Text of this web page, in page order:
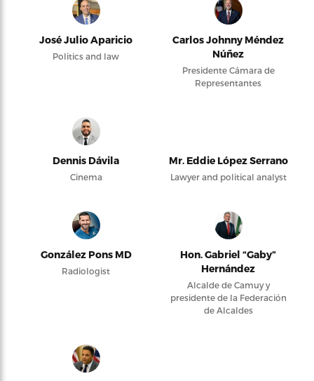
José Julio Aparicio
Politics and law
Carlos Johnny Méndez
Núñez
Presidente Cámara de
Representantes
Dennis Dávila
Cinema
Mr. Eddie López Serrano
Lawyer and political analyst
González Pons MD
Radiologist
Hon. Gabriel “Gaby”
Hernández
Alcalde de Camuy y
presidente de la Federación
de Alcaldes